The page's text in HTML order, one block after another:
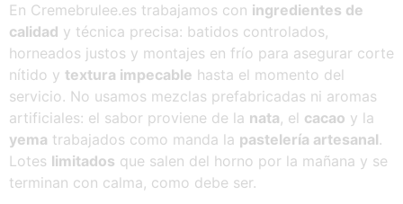
En Cremebrulee.es trabajamos con ingredientes de
calidad y técnica precisa: batidos controlados,
horneados justos y montajes en frío para asegurar corte
nítido y textura impecable hasta el momento del
servicio. No usamos mezclas prefabricadas ni aromas
artificiales: el sabor proviene de la nata, el cacao y la
yema trabajados como manda la pastelería artesanal.
Lotes limitados que salen del horno por la mañana y se
terminan con calma, como debe ser.